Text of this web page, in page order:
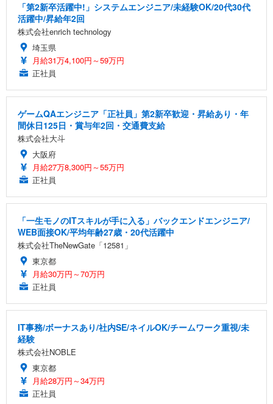
「第2新卒活躍中!」システムエンジニア/未経験OK/20代30代
活躍中/昇給年2回
株式会社enrich technology
埼玉県
月給31万4,100円～59万円
正社員
ゲームQAエンジニア「正社員」第2新卒歓迎・昇給あり・年
間休日125日・賞与年2回・交通費支給
株式会社大斗
大阪府
月給27万8,300円～55万円
正社員
「一生モノのITスキルが手に入る」バックエンドエンジニア/
WEB面接OK/平均年齢27歳・20代活躍中
株式会社TheNewGate「12581」
東京都
月給30万円～70万円
正社員
IT事務/ボーナスあり/社内SE/ネイルOK/チームワーク重視/未
経験
株式会社NOBLE
東京都
月給28万円～34万円
正社員